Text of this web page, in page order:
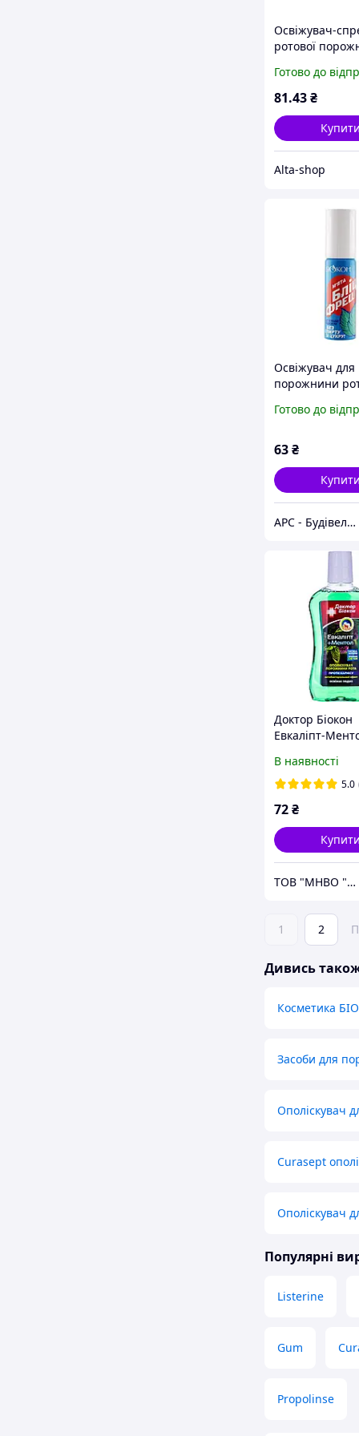
Освіжувач-
ротової
Лимон ТМ
1281780 tjy
Готово до
81.43₴
Купити
Alta-shop
Освіжувач для
порожнини
25 мл
Готово до
63₴
Купити
АРС - Будівельний інтернет-гіпермаркет
Доктор Біокон
Евкаліпт-
ротової
проти карієсу,
В наявності
5.0
72₴
Купити
ТОВ "МНВО "БІОКОН"
1 2
Дивись
Косметика
Засоби для
Ополіскувач
Curasept
Ополіскувач
Популярні
Listerine
Gum
Propolinse